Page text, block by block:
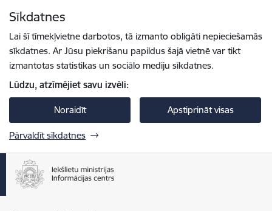
Sīkdatnes
Lai šī tīmekļvietne darbotos, tā izmanto obligāti nepieciešamās
sīkdatnes. Ar Jūsu piekrišanu papildus šajā vietnē var tikt
izmantotas statistikas un sociālo mediju sīkdatnes.
Lūdzu, atzīmējiet savu izvēli:
Noraidīt Apstiprināt visas
Pārvaldīt sīkdatnes